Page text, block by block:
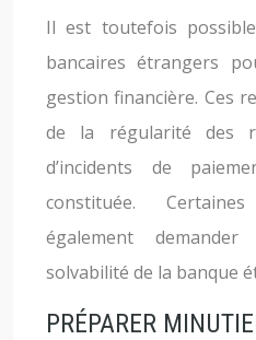
Il est toutefois
bancaires étrangers
gestion financière. Ces
de la régularité des
d’incidents de
constituée.
également
solvabilité de la banque
PRÉPARER